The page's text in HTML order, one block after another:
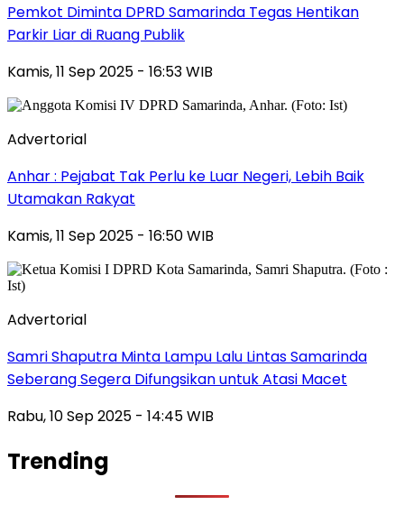
Pemkot Diminta DPRD Samarinda Tegas Hentikan
Parkir Liar di Ruang Publik
Kamis, 11 Sep 2025 - 16:53 WIB
Advertorial
Anhar : Pejabat Tak Perlu ke Luar Negeri, Lebih Baik
Utamakan Rakyat
Kamis, 11 Sep 2025 - 16:50 WIB
Advertorial
Samri Shaputra Minta Lampu Lalu Lintas Samarinda
Seberang Segera Difungsikan untuk Atasi Macet
Rabu, 10 Sep 2025 - 14:45 WIB
Trending